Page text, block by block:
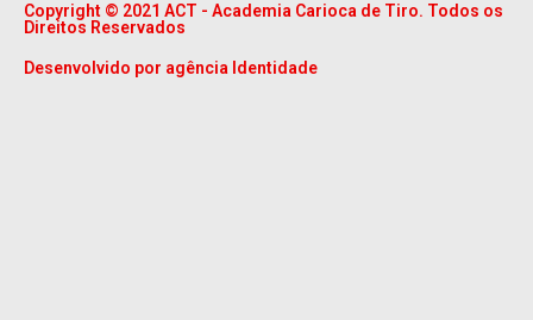
Copyright © 2021 ACT - Academia Carioca de Tiro. Todos os
Direitos Reservados
Desenvolvido por agência Identidade